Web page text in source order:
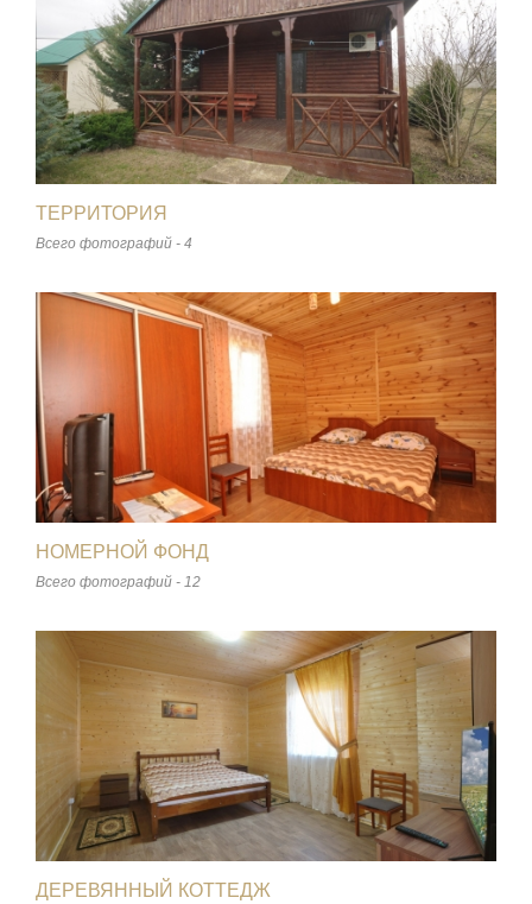
ТЕРРИТОРИЯ
Всего фотографий - 4
НОМЕРНОЙ ФОНД
Всего фотографий - 12
ДЕРЕВЯННЫЙ КОТТЕДЖ